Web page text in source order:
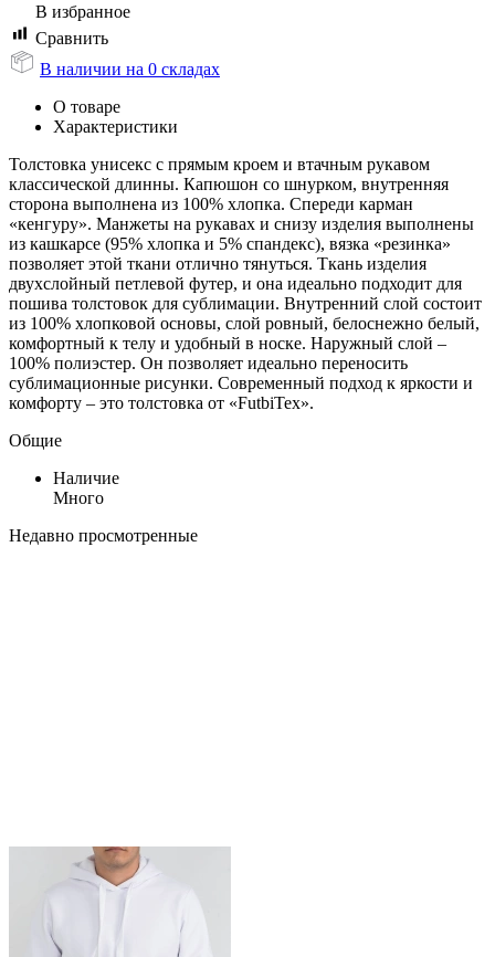
В избранное
Сравнить
В наличии на 0 складах
О товаре
Характеристики
Толстовка унисекс с прямым кроем и втачным рукавом
классической длинны. Капюшон со шнурком, внутренняя
сторона выполнена из 100% хлопка. Спереди карман
«кенгуру». Манжеты на рукавах и снизу изделия выполнены
из кашкарсе (95% хлопка и 5% спандекс), вязка «резинка»
позволяет этой ткани отлично тянуться. Ткань изделия
двухслойный петлевой футер, и она идеально подходит для
пошива толстовок для сублимации. Внутренний слой состоит
из 100% хлопковой основы, слой ровный, белоснежно белый,
комфортный к телу и удобный в носке. Наружный слой –
100% полиэстер. Он позволяет идеально переносить
сублимационные рисунки. Современный подход к яркости и
комфорту – это толстовка от «FutbiTex».
Общие
Наличие
Много
Недавно просмотренные